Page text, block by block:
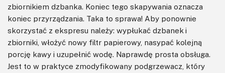
zbiornikiem dzbanka. Koniec tego skapywania oznacza
koniec przyrządzania. Taka to sprawa! Aby ponownie
skorzystać z ekspresu należy: wypłukać dzbanek i
zbiorniki, włożyć nowy filtr papierowy, nasypać kolejną
porcję kawy i uzupełnić wodę. Naprawdę prosta obsługa.
Jest to w praktyce zmodyfikowany podgrzewacz, który